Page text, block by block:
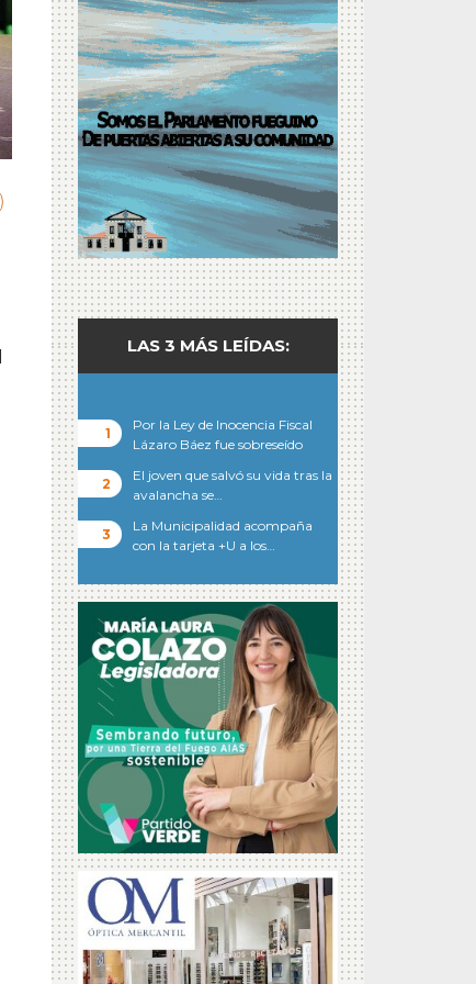
LAS 3 MÁS LEÍDAS:
Por la Ley de Inocencia Fiscal
Lázaro Báez fue sobreseído
El joven que salvó su vida tras la
avalancha se…
La Municipalidad acompaña
con la tarjeta +U a los…